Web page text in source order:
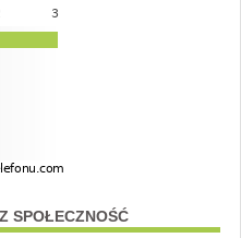
SPOŁECZNOŚĆ